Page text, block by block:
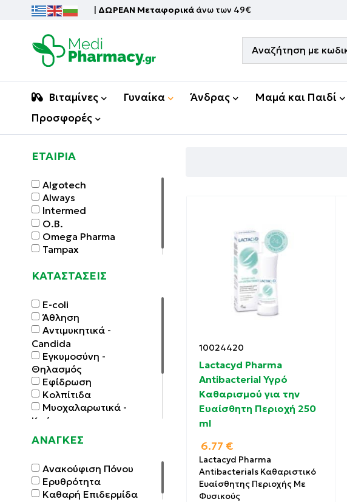
| ΔΩΡΕΑΝ Μεταφορικά άνω των 49€
Βιταμίνες Γυναίκα Άνδρας Μαμά και Παιδί
Προσφορές
ΕΤΑΙΡΙΑ
Algotech
Always
Intermed
O.B.
Omega Pharma
Tampax
ΚΑΤΑΣΤΑΣΕΙΣ
E-coli
Άθληση
Αντιμυκητικά -
Candida
Εγκυμοσύνη -
Θηλασμός
Εφίδρωση
Κολπίτιδα
Μυοχαλαρωτικά -
Κράμπες
Κυστίτιδα
Προεμμηνορρυσιακό
Σύνδρομο
ΑΝΑΓΚΕΣ
Ανακούφιση Πόνου
Ερυθρότητα
Καθαρή Επιδερμίδα
10024420
Lactacyd Pharma
Antibacterial Υγρό
Καθαρισμού για την
Ευαίσθητη Περιοχή 250
ml
6.77 €
Lactacyd Pharma
Antibacterials Καθαριστικό
Ευαίσθητης Περιοχής Με
Φυσικούς